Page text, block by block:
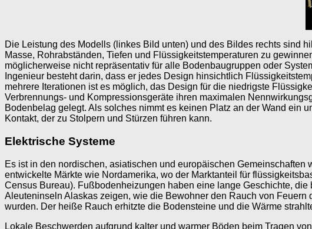
Die Leistung des Modells (linkes Bild unten) und des Bildes rechts sind
Masse, Rohrabständen, Tiefen und Flüssigkeitstemperaturen zu
möglicherweise nicht repräsentativ für alle Bodenbaugruppen oder
Ingenieur besteht darin, dass er jedes Design hinsichtlich
mehrere Iterationen ist es möglich, das Design für die niedrigste
Verbrennungs- und Kompressionsgeräte ihren maximalen
Bodenbelag gelegt. Als solches nimmt es keinen Platz an der Wand ein
Kontakt, der zu Stolpern und Stürzen führen kann.
Elektrische Systeme
Es ist in den nordischen, asiatischen und europäischen
entwickelte Märkte wie Nordamerika, wo der Marktanteil für
Census Bureau). Fußbodenheizungen haben eine lange Geschichte,
Aleuteninseln Alaskas zeigen, wie die Bewohner den Rauch von
wurden. Der heiße Rauch erhitzte die Bodensteine ​​und die Wärme
Lokale Beschwerden aufgrund kalter und warmer Böden beim Tragen